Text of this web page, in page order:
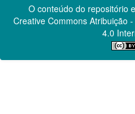
O conteúdo do repositório
Creative CommonsAtribuição -
4.0